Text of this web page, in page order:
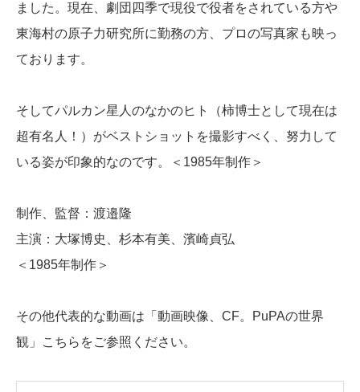
ました。現在、劇団四季で現役で役者をされている方や
東海村の原子力研究所に勤務の方、プロの写真家も映っ
ております。
そしてパルカン星人のなかのヒト（柿博士として現在は
超有名人！）がベストショットを撮影すべく、努力して
いる姿が印象的なのです。＜1985年制作＞
制作、監督：渡邉隆
主演：大塚博史、杉本有美、濱崎貞弘
＜1985年制作＞
その他代表的な動画は「動画映像、CF。PuPAの世界
観」こちらをご参照ください。